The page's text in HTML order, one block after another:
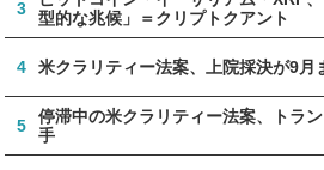
3
型的な兆候」＝クリプトクアント
4 米クラリティー法案、上院採決が9月
5
停滞中の米クラリティー法案、トラ
手